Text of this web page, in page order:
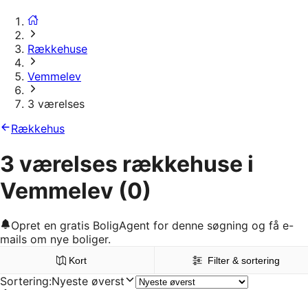
Rækkehuse
Vemmelev
3 værelses
Rækkehus
3 værelses rækkehuse i
Vemmelev (0)
Opret en gratis BoligAgent for denne søgning og få e-
mails om nye boliger.
Kort Filter & sortering
Sortering:Nyeste øverst